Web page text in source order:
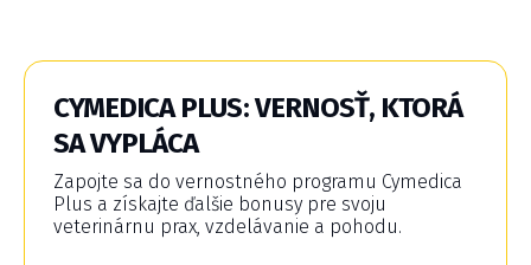
CYMEDICA PLUS: VERNOSŤ, KTORÁ
SA VYPLÁCA
Zapojte sa do vernostného programu Cymedica
Plus a získajte ďalšie bonusy pre svoju
veterinárnu prax, vzdelávanie a pohodu.